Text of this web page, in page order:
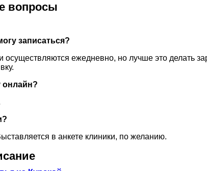
вопросы
записаться?
осуществляются ежедневно, но лучше это делать
онлайн?
в анкете клиники, по желанию.